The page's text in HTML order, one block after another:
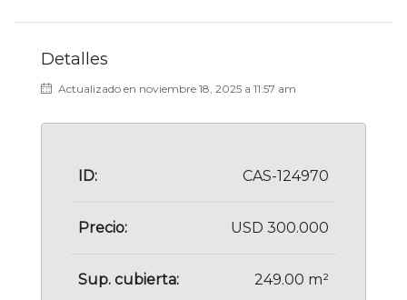
Detalles
Actualizado en noviembre 18, 2025 a 11:57 am
ID: CAS-124970
Precio: USD 300.000
Sup. cubierta: 249.00 m²